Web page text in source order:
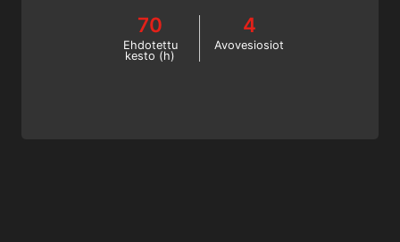
turvallisessa ympäristössä SSI:n
koulutusjärjestelmän avulla.
70
Ehdotettu
kesto (h)
4
Avovesiosiot